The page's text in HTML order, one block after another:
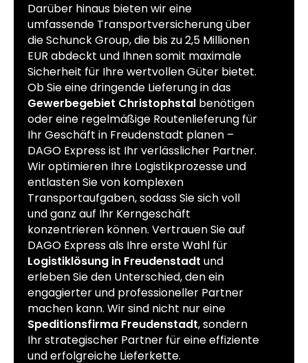
Darüber hinaus bieten wir eine
umfassende Transportversicherung über
die Schunck Group, die bis zu 2,5 Millionen
EUR abdeckt und Ihnen somit maximale
Sicherheit für Ihre wertvollen Güter bietet.
Ob Sie eine dringende Lieferung in das
Gewerbegebiet Christophstal benötigen
oder eine regelmäßige Routenlieferung für
Ihr Geschäft in Freudenstadt planen –
DAGO Express ist Ihr verlässlicher Partner.
Wir optimieren Ihre Logistikprozesse und
entlasten Sie von komplexen
Transportaufgaben, sodass Sie sich voll
und ganz auf Ihr Kerngeschäft
konzentrieren können. Vertrauen Sie auf
DAGO Express als Ihre erste Wahl für
Logistiklösung in Freudenstadt und
erleben Sie den Unterschied, den ein
engagierter und professioneller Partner
machen kann. Wir sind nicht nur eine
Speditionsfirma Freudenstadt, sondern
Ihr strategischer Partner für eine effiziente
und erfolgreiche Lieferkette.